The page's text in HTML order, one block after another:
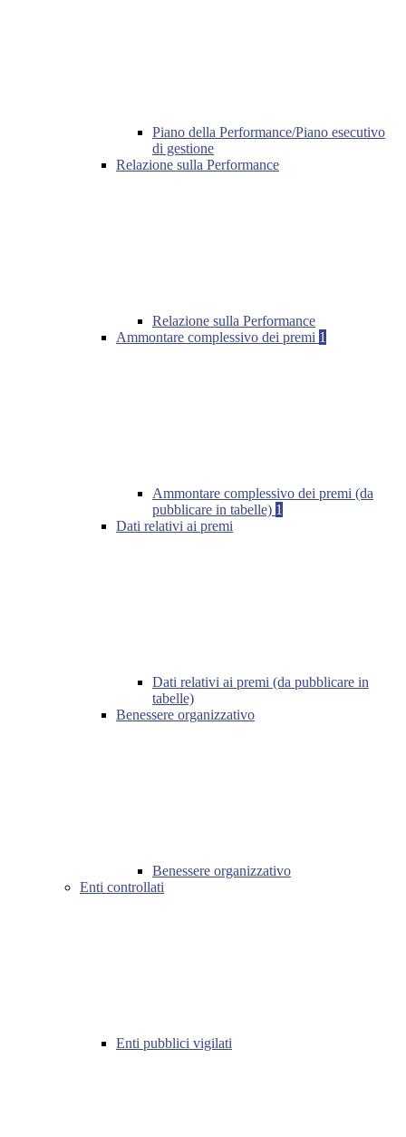
Piano della Performance/Piano esecutivo
di gestione
Relazione sulla Performance
Relazione sulla Performance
Ammontare complessivo dei premi 1
Ammontare complessivo dei premi (da
pubblicare in tabelle) 1
Dati relativi ai premi
Dati relativi ai premi (da pubblicare in
tabelle)
Benessere organizzativo
Benessere organizzativo
Enti controllati
Enti pubblici vigilati